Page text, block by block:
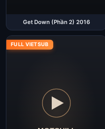
Get Down (Phần 2) 2016
FULL VIETSUB